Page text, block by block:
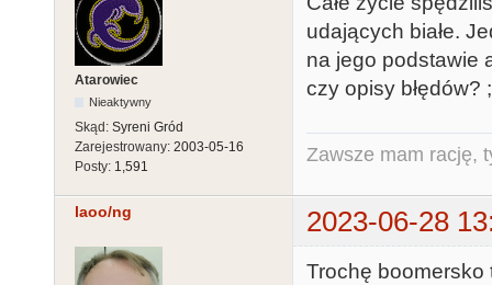
Atarowiec
Nieaktywny
Skąd: Syreni Gród
Zarejestrowany: 2003-05-16
Posty: 1,591
udających białe.
na jego podstawie
czy opisy błędów?
Zawsze mam rację,
laoo/ng 2023-06-28
Trochę boomersko